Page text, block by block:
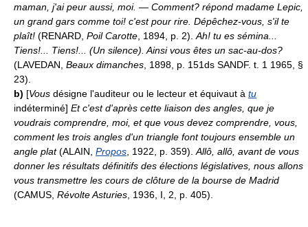
maman, j'ai peur aussi, moi. — Comment? répond madame Lepic,
un grand gars comme toi! c'est pour rire. Dépêchez-vous, s'il te
plaît! (RENARD, Poil Carotte , 1894, p. 2). Ah! tu es sémina...
Tiens!... Tiens!... (Un silence). Ainsi vous êtes un sac-au-dos?
(LAVEDAN, Beaux dimanches , 1898, p. 151ds SANDF. t. 1 1965, §
23).
b) [Vous désigne l'auditeur ou le lecteur et équivaut à tu
indéterminé] Et c'est d'après cette liaison des angles, que je
voudrais comprendre, moi, et que vous devez comprendre, vous,
comment les trois angles d'un triangle font toujours ensemble un
angle plat(ALAIN, Propos , 1922, p. 359). Allô, allô, avant de vous
donner les résultats définitifs des élections législatives, nous allons
vous transmettre les cours de clôture de la bourse de Madrid
(CAMUS, Révolte Asturies , 1936, I, 2, p. 405).